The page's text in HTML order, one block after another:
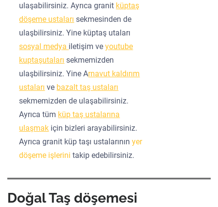
ulaşabilirsiniz. Ayrıca granit küptaş
döşeme ustaları sekmesinden de
ulaşbilirsiniz. Yine küptaş utaları
sosyal medya iletişim veyoutube
kuptaşutaları sekmemizden
ulaşbilirsiniz. Yine Arnavut kaldırım
ustaları ve bazalt taş ustaları
sekmemizden de ulaşabilirsiniz.
Ayrıca tüm küp taş ustalarına
ulaşmak için bizleri arayabilirsiniz.
Ayrıca granit küp taşı ustalarının yer
döşeme işlerini takip edebilirsiniz.
Doğal Taş döşemesi